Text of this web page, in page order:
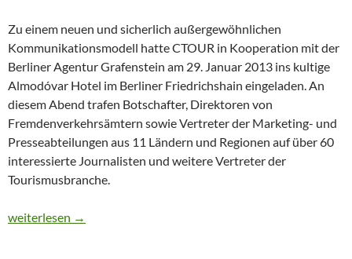
Zu einem neuen und sicherlich außergewöhnlichen
Kommunikationsmodell hatte CTOUR in Kooperation mit der
Berliner Agentur Grafenstein am 29. Januar 2013 ins kultige
Almodóvar Hotel im Berliner Friedrichshain eingeladen. An
diesem Abend trafen Botschafter, Direktoren von
Fremdenverkehrsämtern sowie Vertreter der Marketing- und
Presseabteilungen aus 11 Ländern und Regionen auf über 60
interessierte Journalisten und weitere Vertreter der
Tourismusbranche.
CTOUR-Medientreff : Speed Dating Tourismus Berlin
weiterlesen →